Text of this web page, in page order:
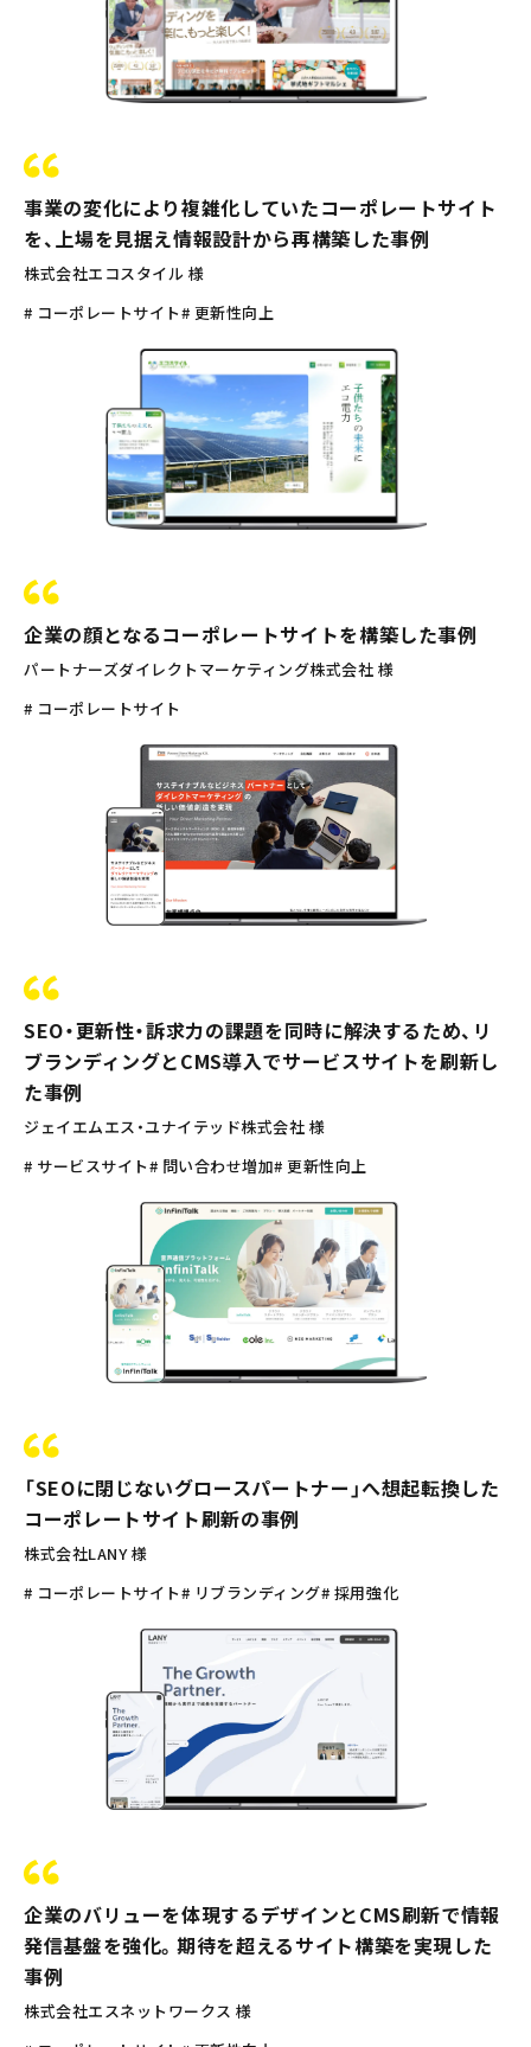
事業の変化により複雑化していたコーポレートサイト
を、上場を見据え情報設計から再構築した事例
株式会社エコスタイル 様
# コーポレートサイト# 更新性向上
企業の顔となるコーポレートサイトを構築した事例
パートナーズダイレクトマーケティング株式会社 様
# コーポレートサイト
SEO・更新性・訴求力の課題を同時に解決するため、リ
ブランディングとCMS導入でサービスサイトを刷新し
た事例
ジェイエムエス・ユナイテッド株式会社 様
# サービスサイト# 問い合わせ増加# 更新性向上
「SEOに閉じないグロースパートナー」へ想起転換した
コーポレートサイト刷新の事例
株式会社LANY 様
# コーポレートサイト# リブランディング# 採用強化
企業のバリューを体現するデザインとCMS刷新で情報
発信基盤を強化。期待を超えるサイト構築を実現した
事例
株式会社エスネットワークス 様